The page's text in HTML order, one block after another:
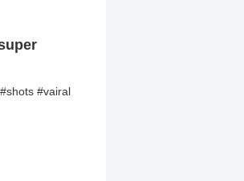
#vairal